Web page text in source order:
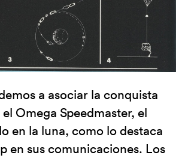
a asociar la conquista
Omega Speedmaster, el
en la luna, como lo destaca
en sus comunicaciones. Los